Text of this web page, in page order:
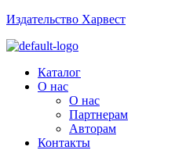
Издательство Харвест
Menu
Каталог
О нас
О нас
Партнерам
Авторам
Контакты